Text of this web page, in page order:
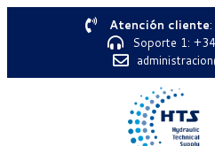
Atención cliente
Soporte 1: